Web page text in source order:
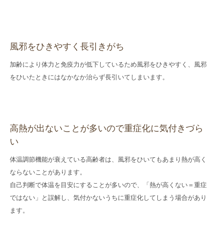
風邪をひきやすく長引きがち
加齢により体力と免疫力が低下しているため風邪をひきやすく、風邪
をひいたときにはなかなか治らず長引いてしまいます。
高熱が出ないことが多いので重症化に気付きづら
い
体温調節機能が衰えている高齢者は、風邪をひいてもあまり熱が高く
ならないことがあります。
自己判断で体温を目安にすることが多いので、「熱が高くない＝重症
ではない」と誤解し、気付かないうちに重症化してしまう場合があり
ます。